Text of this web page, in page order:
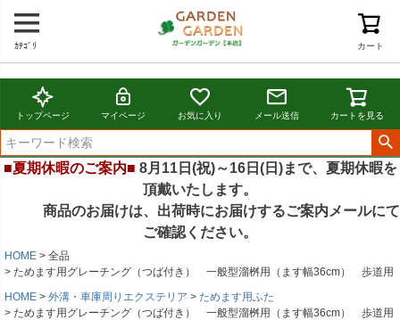
カート
ｶﾃｺﾞﾘ
トップページ マイページ お気に入り メール送信 カートを見る
■夏期休暇のご案内■ 8月11日(祝)～16日(日)まで、夏期休暇を
頂戴いたします。
商品のお届けは、出荷時にお届けするご案内メールにて
ご確認ください。
HOME
全品
ためます用グレーチング（つば付き） 一般型溜桝用（ます幅36cm） 歩道用
HOME
外溝・車庫周りエクステリア
ためます用ふた
ためます用グレーチング（つば付き） 一般型溜桝用（ます幅36cm） 歩道用